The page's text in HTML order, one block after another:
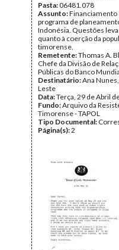
Pasta:06481.078
Assunto:Financiamento
programa de
Indonésia. Questões
quanto à coerção da
timorense.
Remetente:Thomas A.
Chefe da Divisão de
Públicas do Banco
Destinatário:Ana
Leste
Data:Terça, 29 de Abril
Fundo:Arquivo da
Timorense - TAPOL
Tipo Documental:
Página(s):2